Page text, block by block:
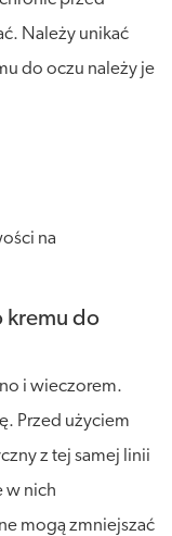
Należy unikać
do oczu należy je
na
kremu do
i wieczorem.
Przed użyciem
z tej samej linii
w nich
mogą zmniejszać